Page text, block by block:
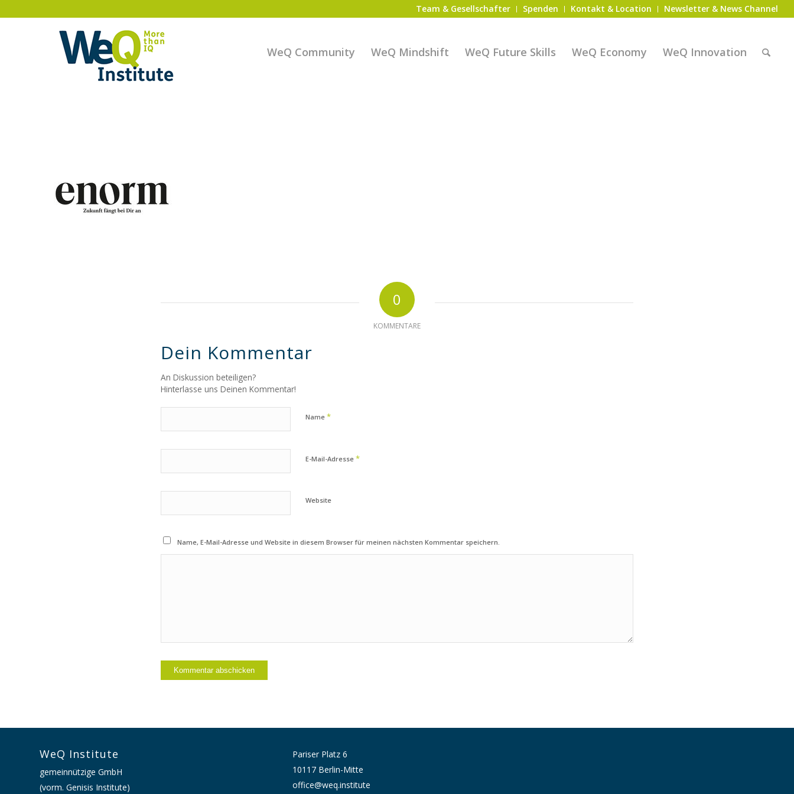
Team & Gesellschafter Spenden Kontakt & Location Newsletter & News Channel
WeQ Community WeQ Mindshift WeQ Future Skills WeQ Economy WeQ Innovation
0
KOMMENTARE
Dein Kommentar
An Diskussion beteiligen?
Hinterlasse uns Deinen Kommentar!
Name *
E-Mail-Adresse *
Website
Name, E-Mail-Adresse und Website in diesem Browser für meinen nächsten Kommentar speichern.
WeQ Institute
gemeinnützige GmbH
(vorm. Genisis Institute)
Pariser Platz 6
10117 Berlin-Mitte
office@weq.institute